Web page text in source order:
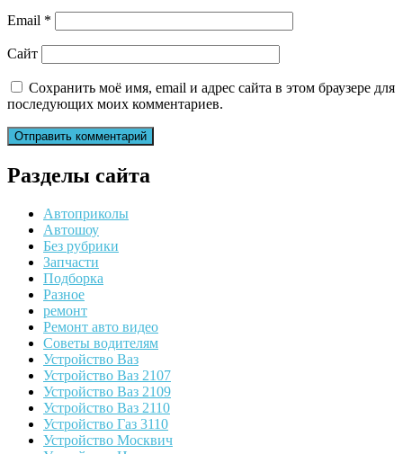
Email *
Сайт
Сохранить моё имя, email и адрес сайта в этом браузере для
последующих моих комментариев.
Разделы сайта
Автоприколы
Автошоу
Без рубрики
Запчасти
Подборка
Разное
ремонт
Ремонт авто видео
Советы водителям
Устройство Ваз
Устройство Ваз 2107
Устройство Ваз 2109
Устройство Ваз 2110
Устройство Газ 3110
Устройство Москвич